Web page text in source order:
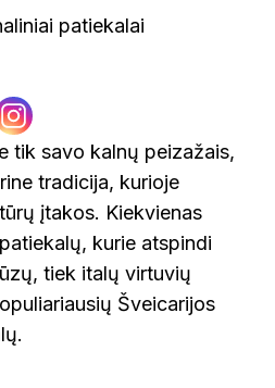
tik savo kalnų peizažais,
tradicija, kurioje
įtakos. Kiekvienas
kurie atspindi
tiek italų virtuvių
Šveicarijos